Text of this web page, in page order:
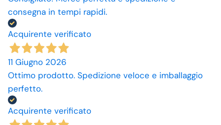
consegna in tempi rapidi.
Acquirente verificato
11 Giugno 2026
Ottimo prodotto. Spedizione veloce e imballaggio
perfetto.
Acquirente verificato